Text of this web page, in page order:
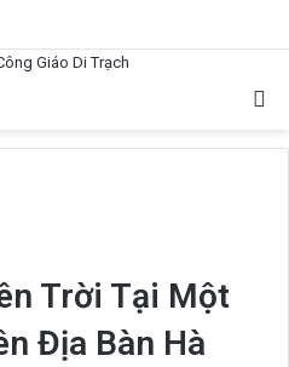
Trời Tại Một
Địa Bàn Hà